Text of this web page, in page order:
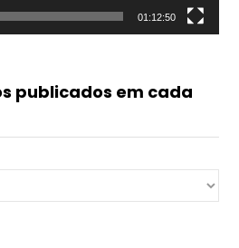
do Luvik
01:12:50
publicados em cada